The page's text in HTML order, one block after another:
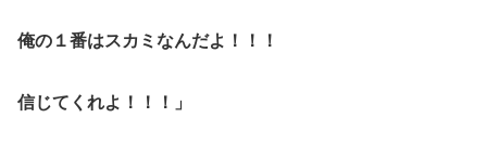
俺の１番はスカミなんだよ！！！
信じてくれよ！！！」